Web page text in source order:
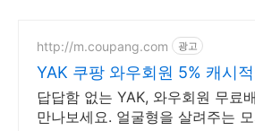
http://m.coupang.com 광고
YAK 쿠팡 와우회원 5% 캐시적
답답함 없는 YAK, 와우회원 무료
만나보세요. 얼굴형을 살려주는